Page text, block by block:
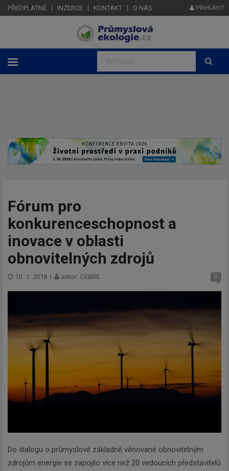
PŘEDPLATNÉ INZERCE KONTAKT O NÁS PŘIHLÁSIT
Fórum pro
konkurenceschopnost a
inovace v oblasti
obnovitelných zdrojů
10. 1. 2018 | autor: CEBRE 0
Do dialogu o průmyslové základně věnované obnovitelným
zdrojům energie se zapojilo více než 20 vedoucích představitelů